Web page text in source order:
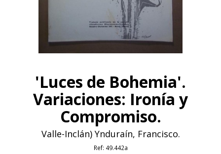
'Luces de Bohemia'.
Variaciones: Ironía y
Compromiso.
Valle-Inclán) Ynduraín, Francisco.
Ref: 49.442a